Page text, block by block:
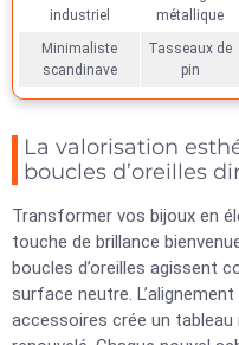
industriel
métallique
Minimaliste
scandinave
Tasseaux de
pin
La valorisation
boucles d’oreilles
Transformer vos bijoux en
touche de brillance
boucles d’oreilles agissent
surface neutre.
accessoires crée un